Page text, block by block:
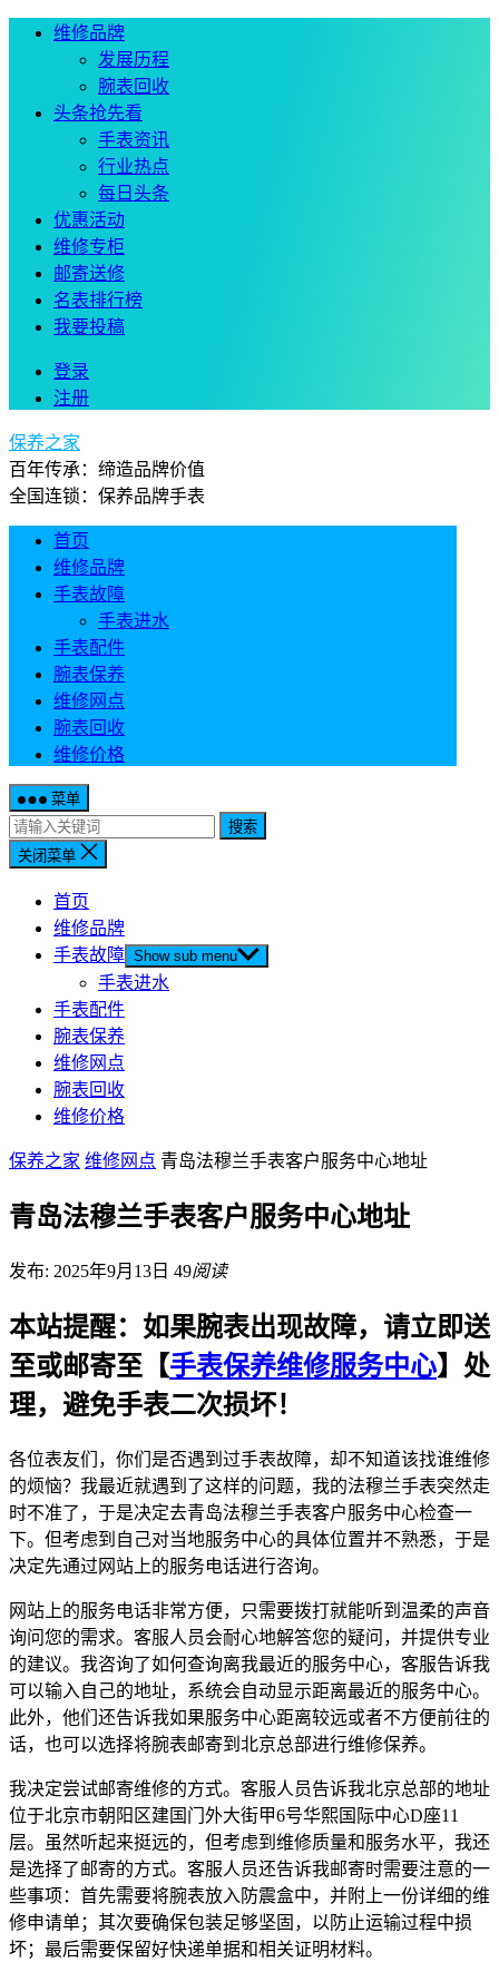
维修品牌
发展历程
腕表回收
头条抢先看
手表资讯
行业热点
每日头条
优惠活动
维修专柜
邮寄送修
名表排行榜
我要投稿
登录
注册
保养之家
百年传承：缔造品牌价值
全国连锁：保养品牌手表
首页
维修品牌
手表故障
手表进水
手表配件
腕表保养
维修网点
腕表回收
维修价格
菜单
搜索
关闭菜单
首页
维修品牌
手表故障 Show sub menu
手表进水
手表配件
腕表保养
维修网点
腕表回收
维修价格
保养之家 维修网点 青岛法穆兰手表客户服务中心地址
青岛法穆兰手表客户服务中心地址
发布: 2025年9月13日 49阅读
本站提醒：如果腕表出现故障，请立即送
至或邮寄至【手表保养维修服务中心】处
理，避免手表二次损坏！
各位表友们，你们是否遇到过手表故障，却不知道该找谁维修
的烦恼？我最近就遇到了这样的问题，我的法穆兰手表突然走
时不准了，于是决定去青岛法穆兰手表客户服务中心检查一
下。但考虑到自己对当地服务中心的具体位置并不熟悉，于是
决定先通过网站上的服务电话进行咨询。
网站上的服务电话非常方便，只需要拨打就能听到温柔的声音
询问您的需求。客服人员会耐心地解答您的疑问，并提供专业
的建议。我咨询了如何查询离我最近的服务中心，客服告诉我
可以输入自己的地址，系统会自动显示距离最近的服务中心。
此外，他们还告诉我如果服务中心距离较远或者不方便前往的
话，也可以选择将腕表邮寄到北京总部进行维修保养。
我决定尝试邮寄维修的方式。客服人员告诉我北京总部的地址
位于北京市朝阳区建国门外大街甲6号华熙国际中心D座11
层。虽然听起来挺远的，但考虑到维修质量和服务水平，我还
是选择了邮寄的方式。客服人员还告诉我邮寄时需要注意的一
些事项：首先需要将腕表放入防震盒中，并附上一份详细的维
修申请单；其次要确保包装足够坚固，以防止运输过程中损
坏；最后需要保留好快递单据和相关证明材料。